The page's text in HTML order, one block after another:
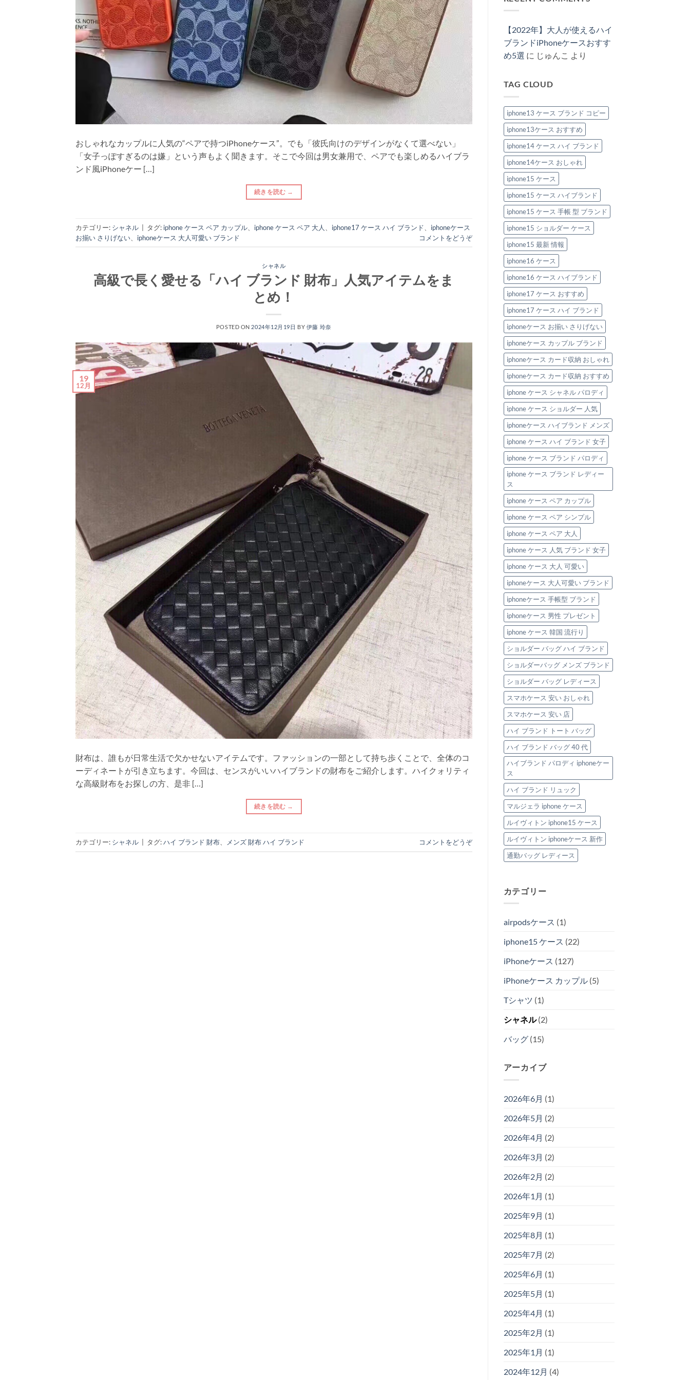
おしゃれなカップルに人気の“ペアで持つiPhoneケース”。でも「彼氏向けのデザインがなくて選べない」
「女子っぽすぎるのは嫌」という声もよく聞きます。そこで今回は男女兼用で、ペアでも楽しめるハイブラ
ンド風iPhoneケー […]
続きを読む →
カテゴリー: シャネル タグ: iphone ケース ペア カップル iphone ケース ペア 大人 iphone17 ケース ハイ ブランド
iphoneケース
お揃い さりげない
iphoneケース 大人可愛い ブランド コメントをどうぞ
シャネル
高級で長く愛せる「ハイ ブランド 財布」人気アイテムをま
とめ！
POSTED ON 2024年12月19日 BY 伊藤 玲奈
19
12月
財布は、誰もが日常生活で欠かせないアイテムです。ファッションの一部として持ち歩くことで、全体のコ
ーディネートが引き立ちます。今回は、センスがいいハイブランドの財布をご紹介します。ハイクォリティ
な高級財布をお探しの方、是非 […]
続きを読む →
カテゴリー: シャネル タグ:ハイ ブランド 財布 メンズ 財布 ハイ ブランド コメントをどうぞ
へ
集
へ
の
ス
特
集
へ
ー
ス
新
作
2026：
安
に“盛
れ
の
節
約
テ
ク
へ
の
女
楽
め
ハ
ン
ケ
ー
ス
お
す
す
め
6
選。
ペ
ア
で
持
ち
た
い
洗
練
デ
ザ
イ
ン！
へ
の
は
り
せ
【2022年】大人が使えるハイ
ブランドiPhoneケースおすす
め5選 に じゅんこ より
TAG CLOUD
iphone13 ケース ブランド コピー
iphone13ケース おすすめ
iphone14 ケース ハイ ブランド
iphone14ケース おしゃれ
iphone15 ケース
iphone15 ケース ハイブランド
iphone15 ケース 手帳 型 ブランド
iphone15 ショルダー ケース
iphone15 最新 情報
iphone16 ケース
iphone16 ケース ハイブランド
iphone17 ケース おすすめ
iphone17 ケース ハイ ブランド
iphoneケース お揃い さりげない
iphoneケース カップル ブランド
iphoneケース カード収納 おしゃれ
iphoneケース カード収納 おすすめ
iphone ケース シャネル パロディ
iphone ケース ショルダー 人気
iphoneケース ハイブランド メンズ
iphone ケース ハイ ブランド 女子
iphone ケース ブランド パロディ
iphone ケース ブランド レディー
ス
iphone ケース ペア カップル
iphone ケース ペア シンプル
iphone ケース ペア 大人
iphone ケース 人気 ブランド 女子
iphone ケース 大人 可愛い
iphoneケース 大人可愛い ブランド
iphoneケース 手帳型 ブランド
iphoneケース 男性 プレゼント
iphone ケース 韓国 流行り
ショルダー バッグ ハイ ブランド
ショルダーバッグ メンズ ブランド
ショルダー バッグ レディース
スマホケース 安い おしゃれ
スマホケース 安い 店
ハイ ブランド トート バッグ
ハイ ブランド バッグ 40 代
ハイブランド パロディ iphoneケー
ス
ハイ ブランド リュック
マルジェラ iphone ケース
ルイヴィトン iphone15 ケース
ルイヴィトン iphoneケース 新作
通勤バッグ レディース
カテゴリー
airpodsケース (1)
iphone15 ケース (22)
iPhoneケース (127)
iPhoneケース カップル(5)
Tシャツ (1)
シャネル(2)
バッグ(15)
アーカイブ
2026年6月 (1)
2026年5月 (2)
2026年4月 (2)
2026年3月 (2)
2026年2月 (2)
2026年1月 (1)
2025年9月 (1)
2025年8月 (1)
2025年7月 (2)
2025年6月 (1)
2025年5月 (1)
2025年4月 (1)
2025年2月 (1)
2025年1月 (1)
2024年12月 (4)